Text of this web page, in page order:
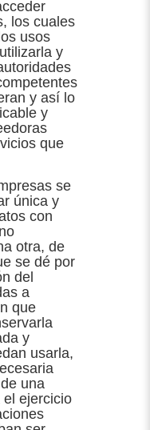
los cuales
usos
y
y así lo
y
que
se
única y
con
otra, de
se dé por
del
a
que
y
usarla,
una
ejercicio